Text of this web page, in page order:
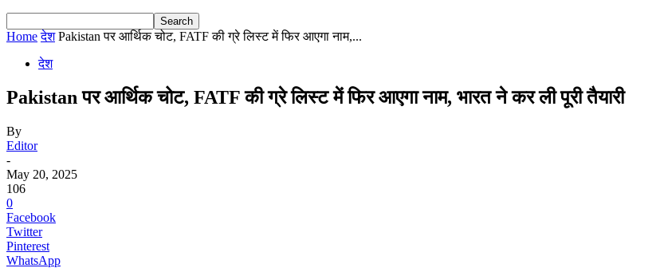
Home देश Pakistan पर आर्थिक चोट, FATF की ग्रे लिस्ट में फिर आएगा नाम,...
देश
Pakistan पर आर्थिक चोट, FATF की ग्रे लिस्ट में फिर आएगा नाम, भारत ने कर ली पूरी तैयारी
By
Editor
-
May 20, 2025
106
0
Facebook
Twitter
Pinterest
WhatsApp